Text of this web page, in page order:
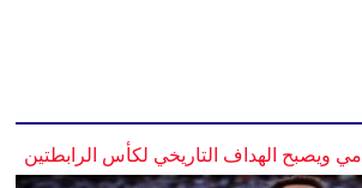
ويصبح الهداف التاريخي لكأس الرابطتين